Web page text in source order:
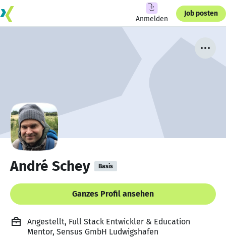
Anmelden
Job posten
André Schey Basis
Ganzes Profil ansehen
Angestellt, Full Stack Entwickler & Education
Mentor, Sensus GmbH Ludwigshafen